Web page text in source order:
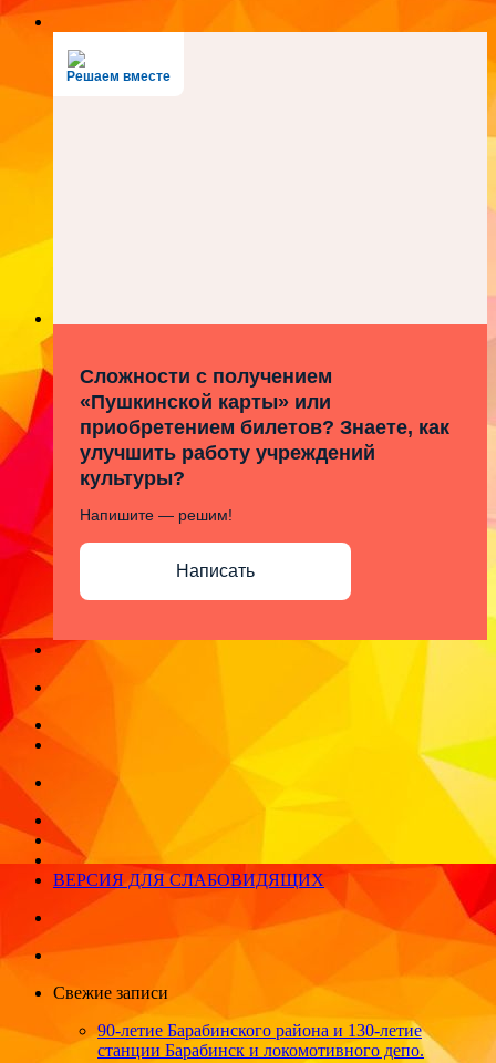
Решаем вместе
Сложности с получением
«Пушкинской карты» или
приобретением билетов? Знаете, как
улучшить работу учреждений
культуры?
Напишите — решим!
Написать
ВЕРСИЯ ДЛЯ СЛАБОВИДЯЩИХ
Свежие записи
90-летие Барабинского района и 130-летие
станции Барабинск и локомотивного депо.